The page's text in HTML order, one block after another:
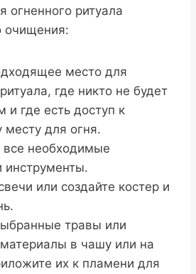
огненного ритуала
очищения:
место для
где никто не будет
где есть доступ к
месту для огня.
все необходимые
инструменты.
или создайте костер и
травы или
в чашу или на
их к пламени для